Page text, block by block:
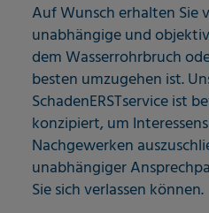
Auf Wunsch erhalten Sie
unabhängige und
dem Wasserrohrbruch
besten umzugehen ist.
SchadenERSTservice ist
konzipiert, um
Nachgewerken
unabhängiger
Sie sich verlassen können.